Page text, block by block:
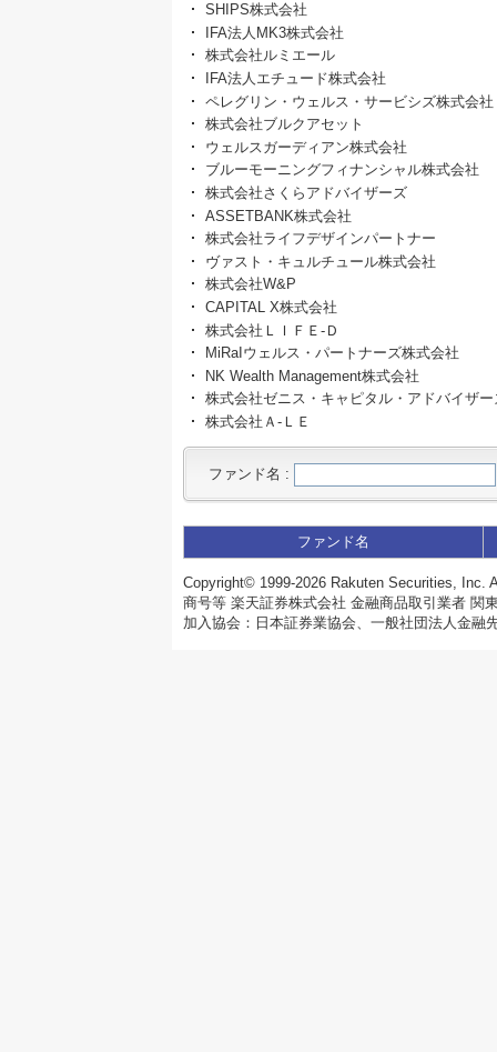
SHIPS株式会社
IFA法人MK3株式会社
株式会社ルミエール
IFA法人エチュード株式会社
ペレグリン・ウェルス・サービシズ株式会社
株式会社ブルクアセット
ウェルスガーディアン株式会社
ブルーモーニングフィナンシャル株式会社
株式会社さくらアドバイザーズ
ASSETBANK株式会社
株式会社ライフデザインパートナー
ヴァスト・キュルチュール株式会社
株式会社W&P
CAPITAL X株式会社
株式会社ＬＩＦＥ‐Ｄ
MiRaIウェルス・パートナーズ株式会社
NK Wealth Management株式会社
株式会社ゼニス・キャピタル・アドバイザー
株式会社Ａ‐ＬＥ
ファンド名 :
ファンド名
Copyright© 1999-2026 Rakuten Securities, Inc.
商号等 楽天証券株式会社 金融商品取引業者 関
加入協会：日本証券業協会、一般社団法人金融